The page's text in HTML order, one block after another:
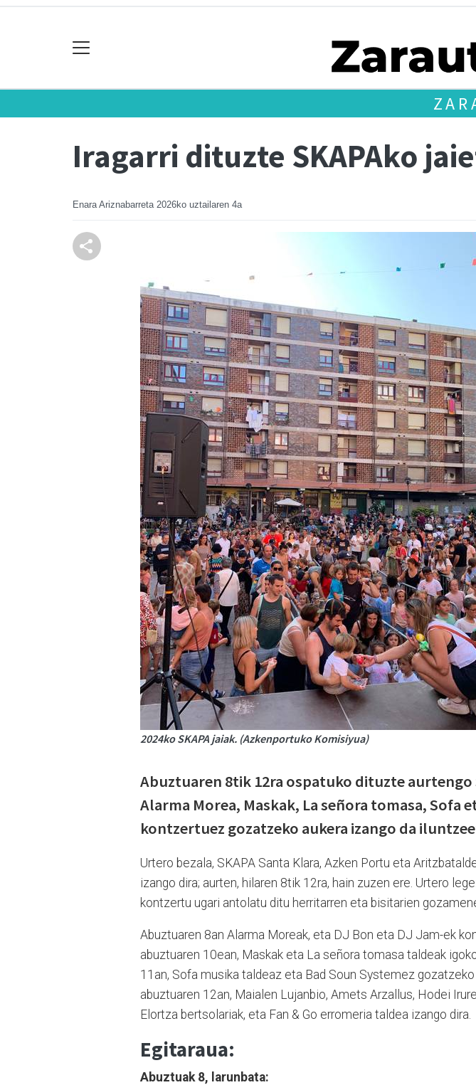
Iragarri dituzte SKAPAko
Enara Ariznabarreta 2026ko uztailaren 4a
2024ko SKAPA jaiak. (Azkenportuko Komisiyua)
Abuztuaren 8tik 12ra ospatuko dituzte aurtengo
Alarma Morea, Maskak, La señora tomasa, Sofa
kontzertuez gozatzeko aukera izango da
Urtero bezala, SKAPA Santa Klara, Azken Portu eta
izango dira; aurten, hilaren 8tik 12ra, hain zuzen ere. Urtero
kontzertu ugari antolatu ditu herritarren eta bisitarien
Abuztuaren 8an Alarma Moreak, eta DJ Bon eta DJ Jam-ek
abuztuaren 10ean, Maskak eta La señora tomasa taldeak
11an, Sofa musika taldeaz eta Bad Soun Systemez
abuztuaren 12an, Maialen Lujanbio, Amets Arzallus, Hodei
Elortza bertsolariak, eta Fan & Go erromeria taldea izango dira.
Egitaraua:
Abuztuak 8, larunbata: